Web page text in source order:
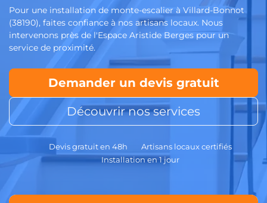
Pour une installation de monte-escalier à Villard-Bonnot
(38190), faites confiance à nos artisans locaux. Nous
intervenons près de l'Espace Aristide Berges pour un
service de proximité.
Demander un devis gratuit
Découvrir nos services
Devis gratuit en 48h
Artisans locaux certifiés
Installation en 1 jour